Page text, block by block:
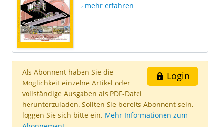
› mehr erfahren
Login
Als Abonnent haben Sie die
Möglichkeit einzelne Artikel oder
vollständige Ausgaben als PDF-Datei
herunterzuladen. Sollten Sie bereits Abonnent sein,
loggen Sie sich bitte ein. Mehr Informationen zum